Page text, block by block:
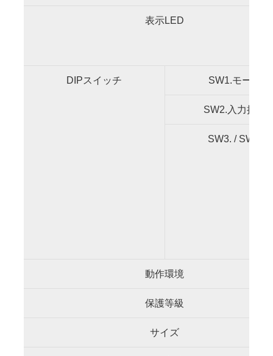
表示LED
DIPスイッチ SW1.モード
SW2.入力接点
SW3. / SW4.
動作環境
保護等級
サイズ